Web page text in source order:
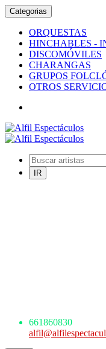
Categorias
ORQUESTAS
HINCHABLES -
DISCOMÓVILES
CHARANGAS
GRUPOS
OTROS
661860830